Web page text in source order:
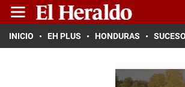
INICIO EH PLUS HONDURAS